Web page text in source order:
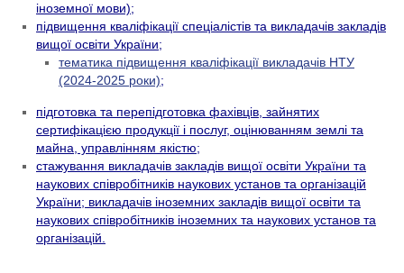
іноземної мови);
підвищення кваліфікації спеціалістів та викладачів закладів
вищої освіти України;
тематика підвищення кваліфікації викладачів НТУ
(2024-2025 роки);
підготовка та перепідготовка фахівців, зайнятих
сертифікацією продукції і послуг, оцінюванням землі та
майна, управлінням якістю;
стажування викладачів закладів вищої освіти України та
наукових співробітників наукових установ та організацій
України; викладачів іноземних закладів вищої освіти та
наукових співробітників іноземних та наукових установ та
організацій.